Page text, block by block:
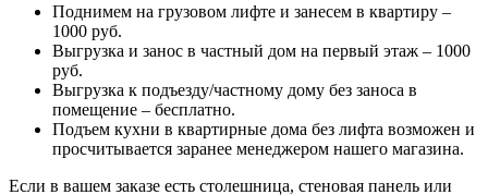
Поднимем на грузовом лифте и занесем в квартиру –
1000 руб.
Выгрузка и занос в частный дом на первый этаж – 1000
руб.
Выгрузка к подъезду/частному дому без заноса в
помещение – бесплатно.
Подъем кухни в квартирные дома без лифта возможен и
просчитывается заранее менеджером нашего магазина.
Если в вашем заказе есть столешница, стеновая панель или